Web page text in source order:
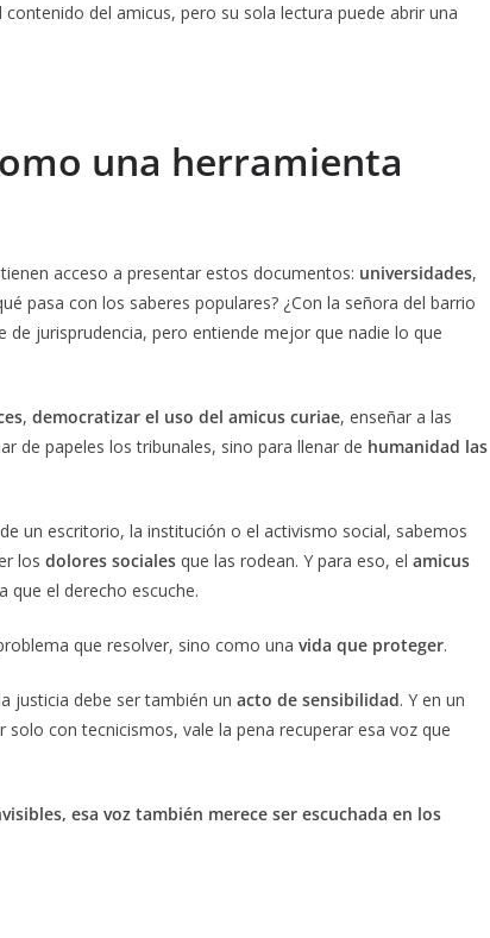
del amicus, pero su sola lectura puede abrir una
una herramienta
acceso a presentar estos documentos: universidades,
pasa con los saberes populares? ¿Con la señora del barrio
de jurisprudencia, pero entiende mejor que nadie lo que
, democratizar el uso del amicus curiae, enseñar a las
de papeles los tribunales, sino para llenar de humanidad las
un escritorio, la institución o el activismo social, sabemos
los dolores sociales que las rodean. Y para eso, el amicus
que el derecho escuche.
que resolver, sino como una vida que proteger.
justicia debe ser también un acto de sensibilidad. Y en un
con tecnicismos, vale la pena recuperar esa voz que
esa voz también merece ser escuchada en los